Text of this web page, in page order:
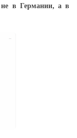
не в Германии, а в